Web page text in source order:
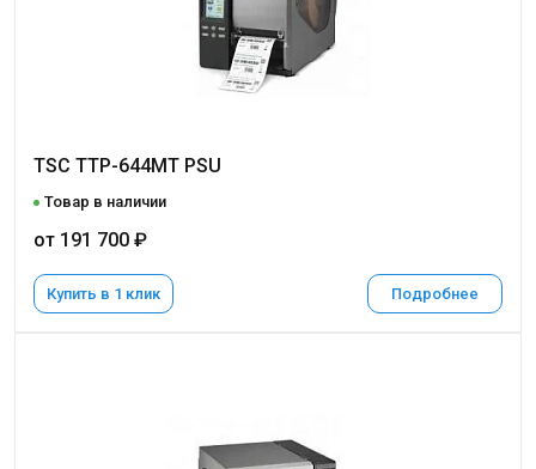
TSC TTP-644MT PSU
Товар в наличии
от 191 700 ₽
Купить в 1 клик Подробнее